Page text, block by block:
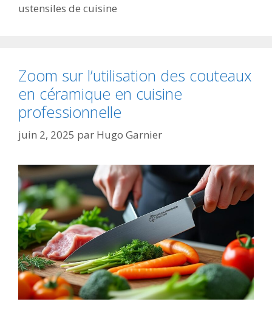
ustensiles de cuisine
Zoom sur l’utilisation des couteaux
en céramique en cuisine
professionnelle
juin 2, 2025 par Hugo Garnier